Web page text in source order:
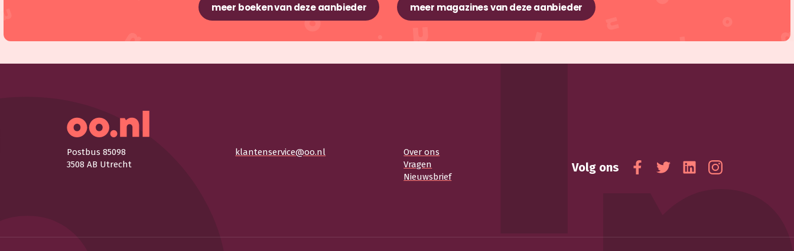
meer boeken van deze aanbieder meer magazines van deze aanbieder
Postbus 85098
3508 AB Utrecht
klantenservice@oo.nl
Over ons
Vragen
Nieuwsbrief
Volg ons
Facebook
TwitterLinkedinInstagram